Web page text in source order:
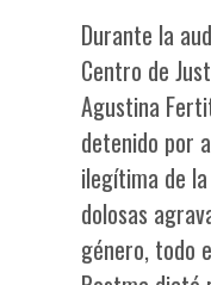
Durante la
Centro de
Agustina
detenido por
ilegítima de
dolosas
género, todo